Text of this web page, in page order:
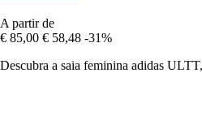
A partir de
€ 85,00 € 58,48 -31%
Descubra a saia feminina adidas